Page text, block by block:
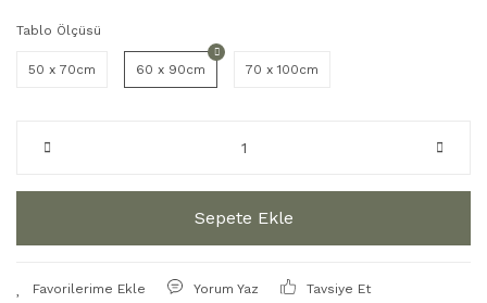
Tablo Ölçüsü
50 x 70cm 60 x 90cm 70 x 100cm
Sepete Ekle
Yorum Yaz Tavsiye Et